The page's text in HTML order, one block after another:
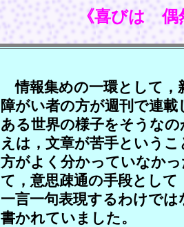
《喜びは 偶
情報集めの一環として，
障がい者の方が週刊で連
ある世界の様子をそうな
えは，文章が苦手という
方がよく分かっていなか
て，意思疎通の手段とし
一言一句表現するわけで
書かれていました。